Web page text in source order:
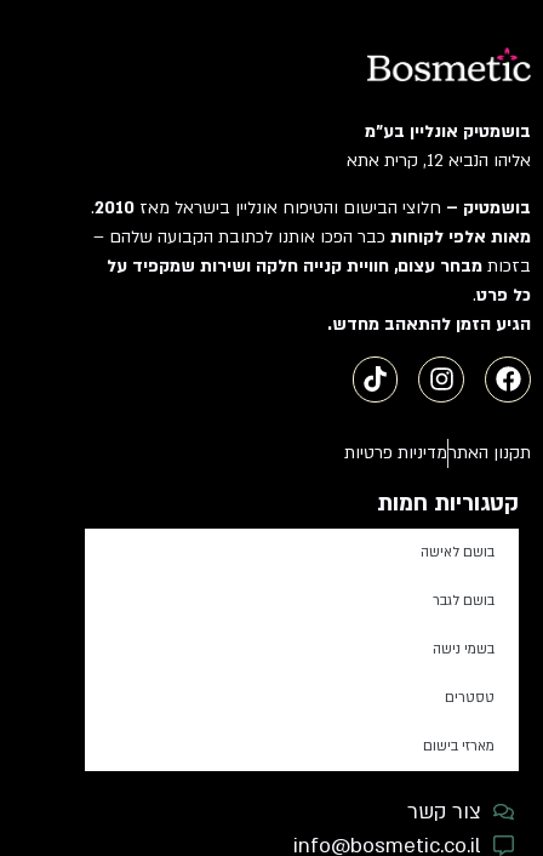
בושמטיק אונליין בע"מ
אליהו הנביא 12, קרית אתא
בושמטיק –חלוצי הבישום והטיפוח אונליין בישראל מאז2010
.
מאות אלפי לקוחותכבר הפכו אותנו לכתובת הקבועה שלהם –
בזכותמבחר עצום, חוויית קנייה חלקה ושירות שמקפיד על
כל פרט.
הגיע הזמן להתאהב מחדש.
תקנון האתרמדיניות פרטיות
קטגוריות חמות
בושם לאישה
בושם לגבר
בשמי נישה
טסטרים
מארזי בישום
צור קשר
info@bosmetic.co.il